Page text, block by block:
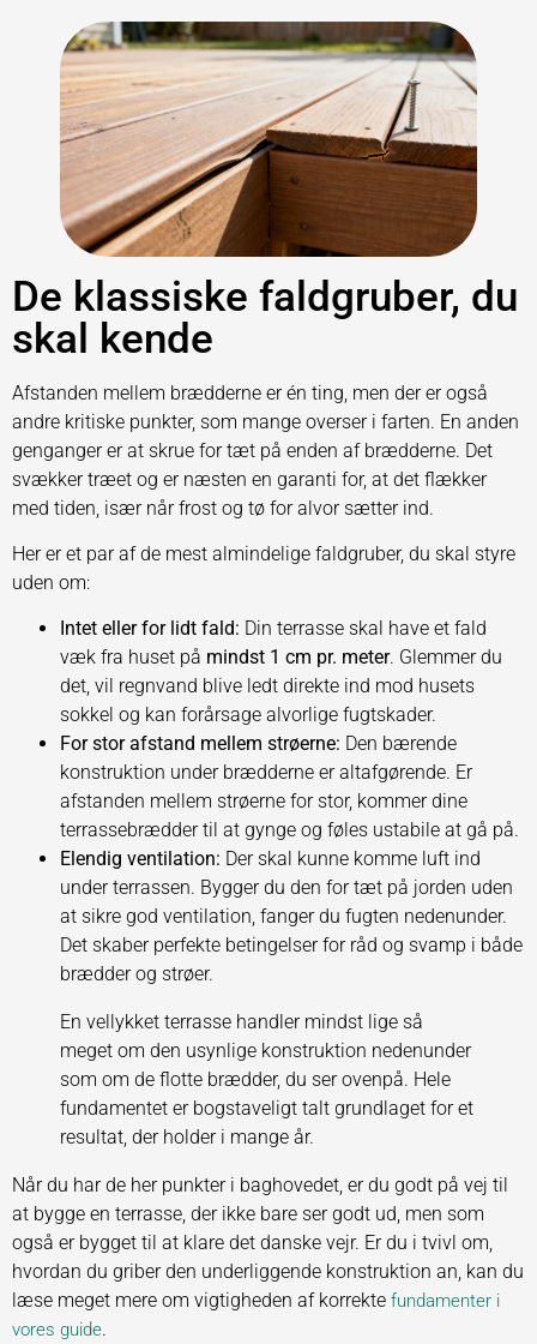
De klassiske faldgruber, du
skal kende
Afstanden mellem brædderne er én ting, men der er også
andre kritiske punkter, som mange overser i farten. En anden
genganger er at skrue for tæt på enden af brædderne. Det
svækker træet og er næsten en garanti for, at det flækker
med tiden, især når frost og tø for alvor sætter ind.
Her er et par af de mest almindelige faldgruber, du skal styre
uden om:
Intet eller for lidt fald: Din terrasse skal have et fald
væk fra huset på mindst 1 cm pr. meter. Glemmer du
det, vil regnvand blive ledt direkte ind mod husets
sokkel og kan forårsage alvorlige fugtskader.
For stor afstand mellem strøerne: Den bærende
konstruktion under brædderne er altafgørende. Er
afstanden mellem strøerne for stor, kommer dine
terrassebrædder til at gynge og føles ustabile at gå på.
Elendig ventilation: Der skal kunne komme luft ind
under terrassen. Bygger du den for tæt på jorden uden
at sikre god ventilation, fanger du fugten nedenunder.
Det skaber perfekte betingelser for råd og svamp i både
brædder og strøer.
En vellykket terrasse handler mindst lige så
meget om den usynlige konstruktion nedenunder
som om de flotte brædder, du ser ovenpå. Hele
fundamentet er bogstaveligt talt grundlaget for et
resultat, der holder i mange år.
Når du har de her punkter i baghovedet, er du godt på vej til
at bygge en terrasse, der ikke bare ser godt ud, men som
også er bygget til at klare det danske vejr. Er du i tvivl om,
hvordan du griber den underliggende konstruktion an, kan du
læse meget mere om vigtigheden af korrekte fundamenter i
vores guide.